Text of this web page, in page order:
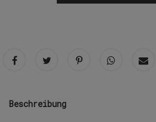
Beschreibung